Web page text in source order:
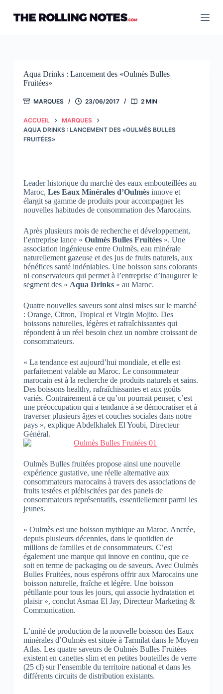
contenu
Aqua Drinks : Lancement des «Oulmès Bulles
Fruitées»
MARQUES 23/06/2017 2 MIN
ACCUEIL
MARQUES
AQUA DRINKS : LANCEMENT DES «OULMÈS BULLES
FRUITÉES»
Leader historique du marché des eaux embouteillées au
Maroc, Les Eaux Minérales d’Oulmèsinnove et
élargit sa gamme de produits pour accompagner les
nouvelles habitudes de consommation des Marocains.
Après plusieurs mois de recherche et développement,
l’entreprise lance « Oulmès Bulles Fruitées». Une
association ingénieuse entre Oulmès, eau minérale
naturellement gazeuse et des jus de fruits naturels, aux
bénéfices santé indéniables. Une boisson sans colorants
ni conservateurs qui permet à l’entreprise d’inaugurer le
segment des « Aqua Drinks» au Maroc.
Quatre nouvelles saveurs sont ainsi mises sur le marché
: Orange, Citron, Tropical et Virgin Mojito. Des
boissons naturelles, légères et rafraîchissantes qui
répondent à un réel besoin chez un nombre croissant de
consommateurs.
« La tendance est aujourd’hui mondiale, et elle est
parfaitement valable au Maroc. Le consommateur
marocain est à la recherche de produits naturels et sains.
Des boissons healthy, rafraîchissantes et aux goûts
variés. Contrairement à ce qu’on pourrait penser, c’est
une préoccupation qui a tendance à se démocratiser et à
traverser plusieurs âges et couches sociales dans notre
pays », explique Abdelkhalek El Youbi, Directeur
Général.
Oulmès Bulles fruitées propose ainsi une nouvelle
expérience gustative, une réelle alternative aux
consommateurs marocains à travers des associations de
fruits testées et plébiscitées par des panels de
consommateurs représentatifs, essentiellement parmi les
jeunes.
« Oulmès est une boisson mythique au Maroc. Ancrée,
depuis plusieurs décennies, dans le quotidien de
millions de familles et de consommateurs. C’est
également une marque qui innove en continu, que ce
soit en terme de packaging ou de saveurs. Avec Oulmès
Bulles Fruitées, nous espérons offrir aux Marocains une
boisson naturelle, fraîche et légère. Une boisson
pétillante pour tous les jours, qui associe hydratation et
plaisir », conclut Asmaa El Jay, Directeur Marketing &
Communication.
L’unité de production de la nouvelle boisson des Eaux
minérales d’Oulmès est située à Tarmilat dans le Moyen
Atlas. Les quatre saveurs de Oulmès Bulles Fruitées
existent en canettes slim et en petites bouteilles de verre
(25 cl) sur l’ensemble du territoire national et dans les
différents circuits de distribution existants.